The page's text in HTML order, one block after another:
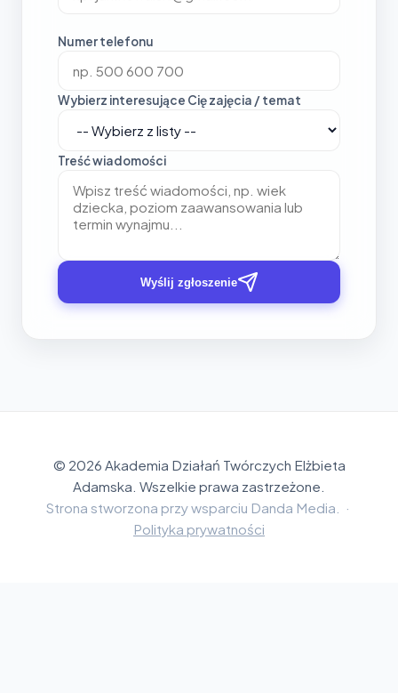
Numer telefonu
Wybierz interesujące Cię zajęcia / temat
Treść wiadomości
Wyślij zgłoszenie
© 2026 Akademia Działań Twórczych Elżbieta
Adamska. Wszelkie prawa zastrzeżone.
Strona stworzona przy wsparciu Danda Media. ·
Polityka prywatności